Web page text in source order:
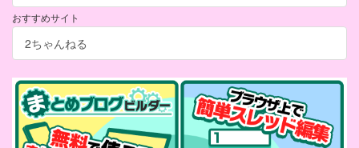
おすすめサイト
2ちゃんねる